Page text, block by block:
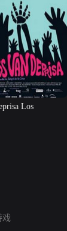
Los
戏